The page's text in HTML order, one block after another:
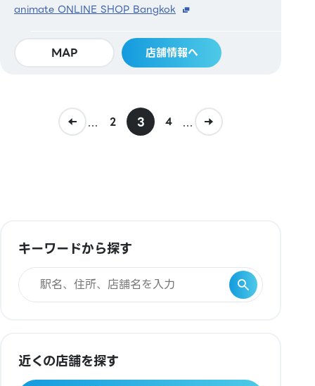
animate ONLINE SHOP Bangkok
MAP 店舗情報へ
... 2 3 4 ...
キーワードから探す
近くの店舗を探す